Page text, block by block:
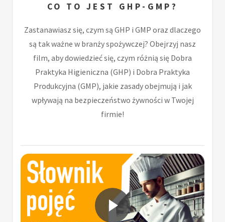
CO TO JEST GHP-GMP?
Zastanawiasz się, czym są GHP i GMP oraz dlaczego
są tak ważne w branży spożywczej? Obejrzyj nasz
film, aby dowiedzieć się, czym różnią się Dobra
Praktyka Higieniczna (GHP) i Dobra Praktyka
Produkcyjna (GMP), jakie zasady obejmują i jak
wpływają na bezpieczeństwo żywności w Twojej
firmie!